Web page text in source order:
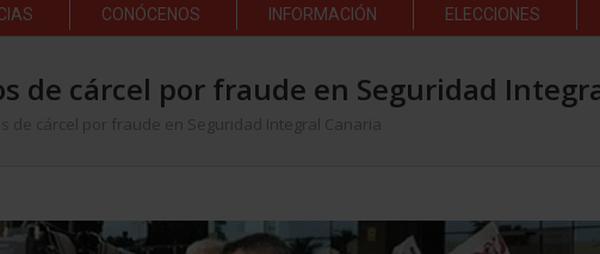
CONÓCENOS INFORMACIÓN ELECCIONES
de cárcel por fraude en Seguridad
de cárcel por fraude en Seguridad Integral Canaria